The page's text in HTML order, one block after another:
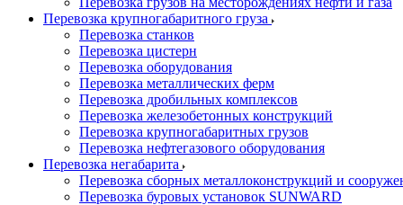
Перевозка крупногабаритного груза
Перевозка станков
Перевозка цистерн
Перевозка оборудования
Перевозка металлических ферм
Перевозка дробильных комплексов
Перевозка железобетонных конструкций
Перевозка крупногабаритных грузов
Перевозка нефтегазового оборудования
Перевозка негабарита
Перевозка сборных металлоконструкций и
Перевозка буровых установок SUNWARD